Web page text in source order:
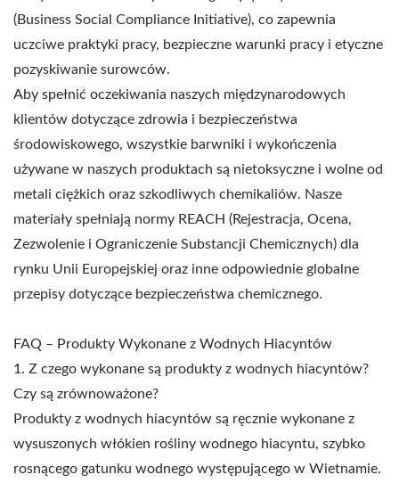
(Business Social Compliance Initiative), co zapewnia
uczciwe praktyki pracy, bezpieczne warunki pracy i etyczne
pozyskiwanie surowców.
Aby spełnić oczekiwania naszych międzynarodowych
klientów dotyczące zdrowia i bezpieczeństwa
środowiskowego, wszystkie barwniki i wykończenia
używane w naszych produktach są nietoksyczne i wolne od
metali ciężkich oraz szkodliwych chemikaliów. Nasze
materiały spełniają normy REACH (Rejestracja, Ocena,
Zezwolenie i Ograniczenie Substancji Chemicznych) dla
rynku Unii Europejskiej oraz inne odpowiednie globalne
przepisy dotyczące bezpieczeństwa chemicznego.
FAQ – Produkty Wykonane z Wodnych Hiacyntów
1. Z czego wykonane są produkty z wodnych hiacyntów?
Czy są zrównoważone?
Produkty z wodnych hiacyntów są ręcznie wykonane z
wysuszonych włókien rośliny wodnego hiacyntu, szybko
rosnącego gatunku wodnego występującego w Wietnamie.